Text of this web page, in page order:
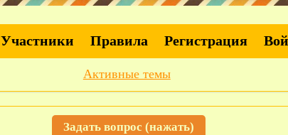
Участники Правила Регистрация
Активные темы
Задать вопрос (нажать)